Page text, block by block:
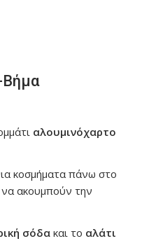
Βήμα
αλουμινόχαρτο
κοσμήματα πάνω στο
ακουμπούν την
σόδα και το αλάτι